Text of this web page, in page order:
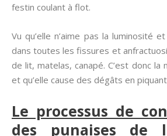
festin coulant à flot.
Vu qu’elle n’aime pas la luminosité
dans toutes les fissures et
de lit, matelas, canapé. C’est donc la
et qu’elle cause des dégâts en
Le processus de
des punaises